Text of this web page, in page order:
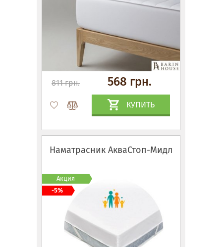
811 грн. 568 грн.
КУПИТЬ
Наматрасник АкваСтоп-Мидл
Акция
-5%